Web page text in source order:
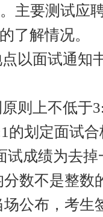
主要测试应
了解情况。
以面试通知
则上不低于
的划定面试
试成绩为去
数不是整数
公布，考生